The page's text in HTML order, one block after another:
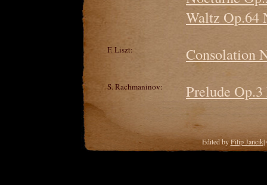
Waltz Op.64
F. Liszt: Consolation
S. Rachmaninov: Prelude
Edited byFilip Jancik|